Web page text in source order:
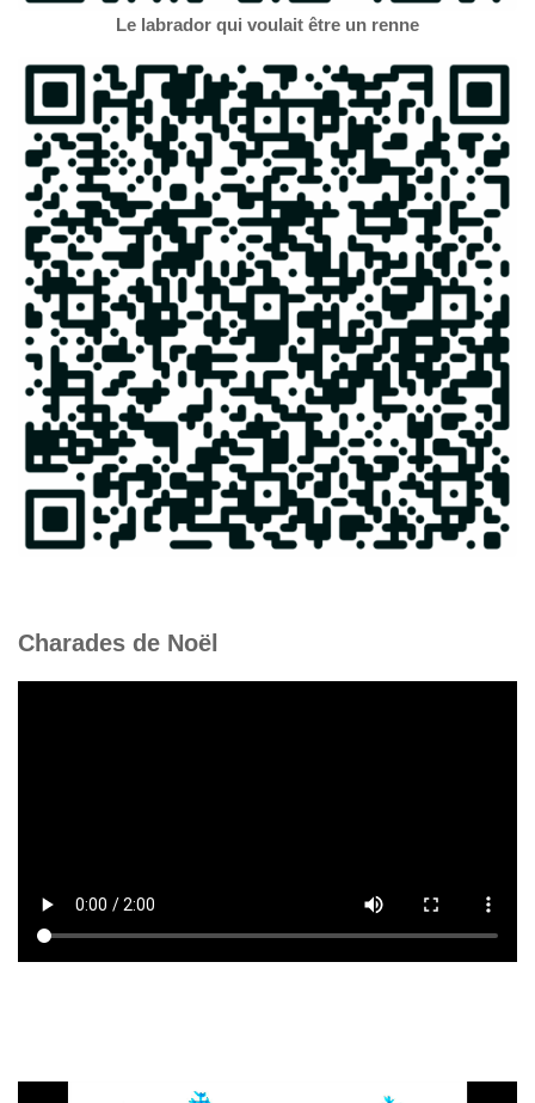
Le labrador qui voulait être un renne
Charades de Noël